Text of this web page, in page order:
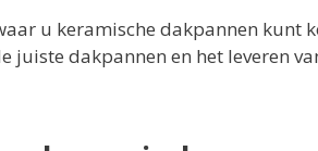
u keramische dakpannen kunt
juiste dakpannen en het leveren